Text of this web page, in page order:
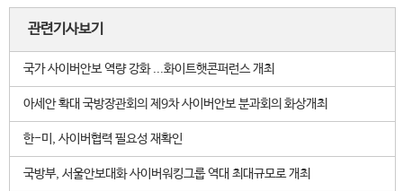
관련기사보기
국가 사이버안보 역량 강화 ...화이트햇콘퍼런스 개최
아세안 확대 국방장관회의 제9차 사이버안보 분과회의 화상개최
한-미, 사이버협력 필요성 재확인
국방부, 서울안보대화 사이버워킹그룹 역대 최대규모로 개최